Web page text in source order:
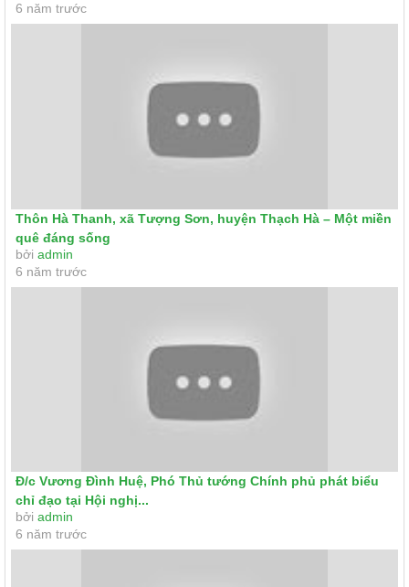
6 năm trước
Thôn Hà Thanh, xã Tượng Sơn, huyện Thạch Hà – Một miền
quê đáng sống
bởi admin
6 năm trước
Đ/c Vương Đình Huệ, Phó Thủ tướng Chính phủ phát biểu
chỉ đạo tại Hội nghị...
bởi admin
6 năm trước